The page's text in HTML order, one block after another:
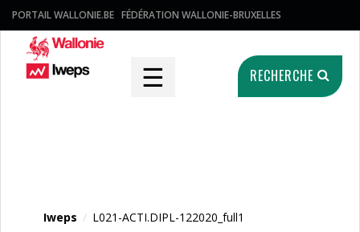
PORTAIL WALLONIE.BE FÉDÉRATION WALLONIE-BRUXELLES
☰ RECHERCHE
Iweps / L021-ACTI.DIPL-122020_full1